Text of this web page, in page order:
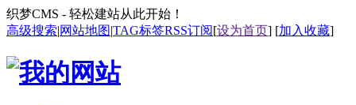
织梦CMS - 轻松建站从此开始！
高级搜索|网站地图|TAG标签RSS订阅[设为首页] [加入收藏]